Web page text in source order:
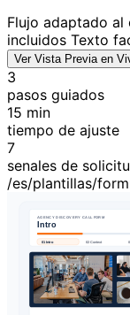
Flujo adaptado al
incluidos Texto
Ver Vista Previa en
3
pasos guiados
15 min
tiempo de ajuste
7
senales de
/es/plantillas/